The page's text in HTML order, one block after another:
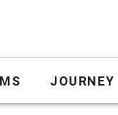
JOURNEY